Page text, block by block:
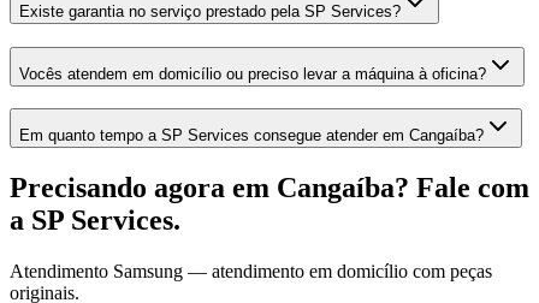
Existe garantia no serviço prestado pela SP Services?
Vocês atendem em domicílio ou preciso levar a máquina à oficina?
Em quanto tempo a SP Services consegue atender em Cangaíba?
Precisando agora em Cangaíba? Fale com
a SP Services.
Atendimento Samsung — atendimento em domicílio com peças
originais.